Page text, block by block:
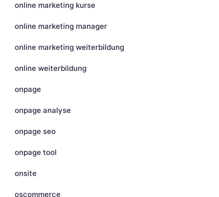
online marketing kurse
online marketing manager
online marketing weiterbildung
online weiterbildung
onpage
onpage analyse
onpage seo
onpage tool
onsite
oscommerce